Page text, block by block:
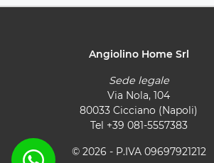
Angiolino Home Srl
Sede legale
Via Nola, 104
80033 Cicciano (Napoli)
Tel +39 081-5557383
© 2026 - P.IVA 09697921212